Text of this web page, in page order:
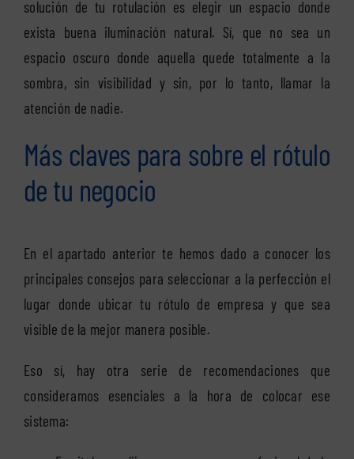
solución de tu rotulación es elegir un espacio donde
exista buena iluminación natural. Sí, que no sea un
espacio oscuro donde aquella quede totalmente a la
sombra, sin visibilidad y sin, por lo tanto, llamar la
atención de nadie.
Más claves para sobre el rótulo
de tu negocio
En el apartado anterior te hemos dado a conocer los
principales consejos para seleccionar a la perfección el
lugar donde ubicar tu rótulo de empresa y que sea
visible de la mejor manera posible.
Eso sí, hay otra serie de recomendaciones que
consideramos esenciales a la hora de colocar ese
sistema: